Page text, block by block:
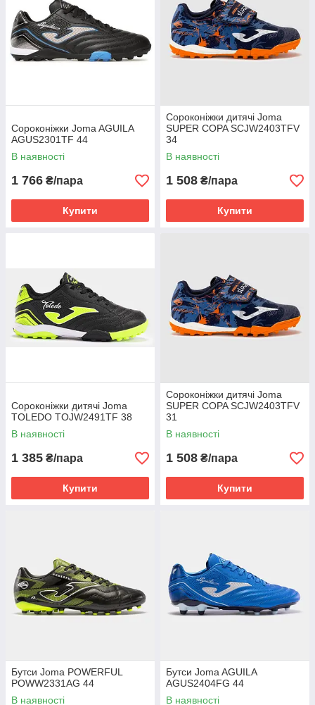
Сороконіжки Joma AGUILA
AGUS2301TF 44
В наявності
1 766 ₴/пара
Купити
Сороконіжки дитячі Joma
SUPER COPA SCJW2403TFV
34
В наявності
1 508 ₴/пара
Купити
Сороконіжки дитячі Joma
TOLEDO TOJW2491TF 38
В наявності
1 385 ₴/пара
Купити
Сороконіжки дитячі Joma
SUPER COPA SCJW2403TFV
31
В наявності
1 508 ₴/пара
Купити
Бутси Joma POWERFUL
POWW2331AG 44
В наявності
Бутси Joma AGUILA
AGUS2404FG 44
В наявності